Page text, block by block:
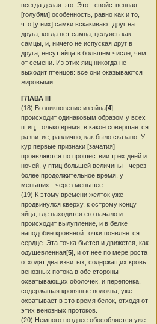
всегда делая это. Это - свойственная
[голубям] особенность, равно как и то,
что [у них] самки вскакивают друг на
друга, когда нет самца, целуясь как
самцы, и, ничего не испуская друг в
друга, несут яйца в большем числе, чем
от семени. Из этих яиц никогда не
выходит птенцов: все они оказываются
жировыми.
ГЛАВА III
(18) Возникновение из яйца[4]
происходит одинаковым образом у всех
птиц, только время, в какое совершается
развитие, различно, как было сказано. У
кур первые признаки [зачатия]
проявляются по прошествии трех дней и
ночей, у птиц большей величины - через
более продолжительное время, у
меньших - через меньшее.
(19) К этому времени желток уже
продвинулся кверху, к острому концу
яйца, где находится его начало и
происходит вылупление, и в белке
наподобие кровяной точки появляется
сердце. Эта точка бьется и движется, как
одушевленная[5], и от нее по мере роста
отходят два извитых, содержащих кровь
венозных потока в обе стороны
охватывающих оболочек, и перепонка,
содержащая кровяные волокна, уже
охватывает в это время белок, отходя от
этих венозных протоков.
(20) Немного позднее обособляется уже